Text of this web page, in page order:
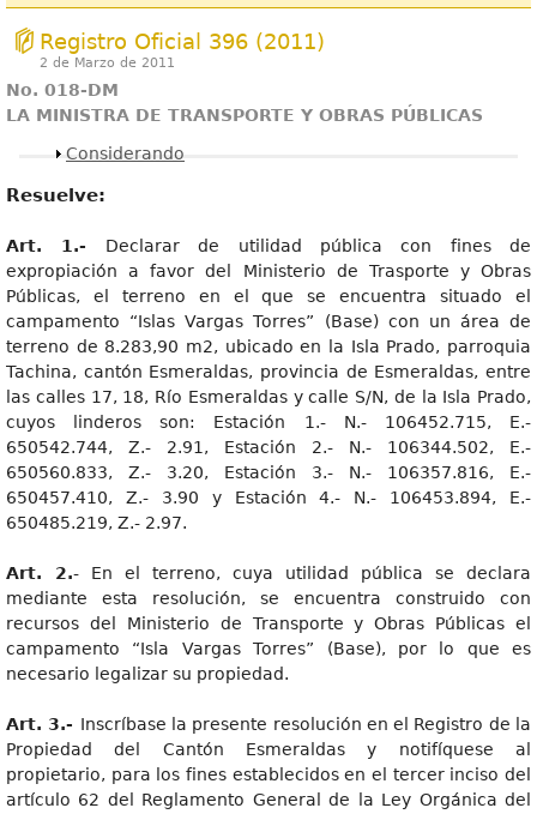
Registro Oficial 396 (2011)
2 de Marzo de 2011
No. 018-DM
LA MINISTRA DE TRANSPORTE Y OBRAS PÚBLICAS
Mostrar
Considerando
Resuelve:
Art. 1.- Declarar de utilidad pública con fines de
expropiación a favor del Ministerio de Trasporte y Obras
Públicas, el terreno en el que se encuentra situado el
campamento “Islas Vargas Torres” (Base) con un área de
terreno de 8.283,90 m2, ubicado en la Isla Prado, parroquia
Tachina, cantón Esmeraldas, provincia de Esmeraldas, entre
las calles 17, 18, Río Esmeraldas y calle S/N, de la Isla Prado,
cuyos linderos son: Estación 1.- N.- 106452.715, E.-
650542.744, Z.- 2.91, Estación 2.- N.- 106344.502, E.-
650560.833, Z.- 3.20, Estación 3.- N.- 106357.816, E.-
650457.410, Z.- 3.90 y Estación 4.- N.- 106453.894, E.-
650485.219, Z.- 2.97.
Art. 2.- En el terreno, cuya utilidad pública se declara
mediante esta resolución, se encuentra construido con
recursos del Ministerio de Transporte y Obras Públicas el
campamento “Isla Vargas Torres” (Base), por lo que es
necesario legalizar su propiedad.
Art. 3.- Inscríbase la presente resolución en el Registro de la
Propiedad del Cantón Esmeraldas y notifíquese al
propietario, para los fines establecidos en el tercer inciso del
artículo 62 del Reglamento General de la Ley Orgánica del